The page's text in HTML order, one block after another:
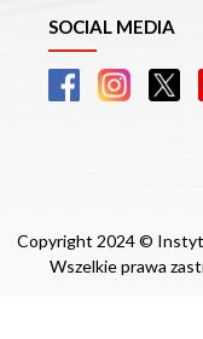
SOCIAL MEDIA
Copyright 2024 ©
Wszelkie prawa